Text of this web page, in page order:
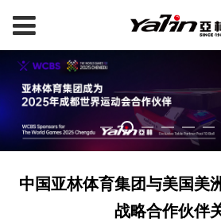
中国亚林体育集团与美国美
战略合作伙伴